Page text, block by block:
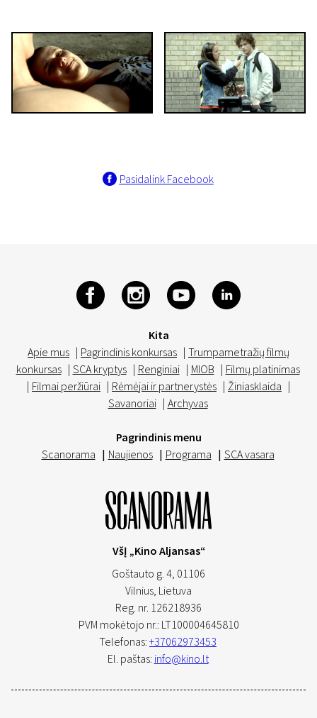
Pasidalink Facebook
Kita
Apie mus | Pagrindinis konkursas | Trumpametražių filmų
konkursas | SCA kryptys | Renginiai | MIOB | Filmų platinimas
| Filmai peržiūrai | Rėmėjai ir partnerystės | Žiniasklaida |
Savanoriai | Archyvas
Pagrindinis menu
Scanorama | Naujienos | Programa | SCA vasara
VšĮ „Kino Aljansas“
Goštauto g. 4, 01106
Vilnius, Lietuva
Reg. nr. 126218936
PVM mokėtojo nr.: LT100004645810
Telefonas: +37062973453
El. paštas: info@kino.lt